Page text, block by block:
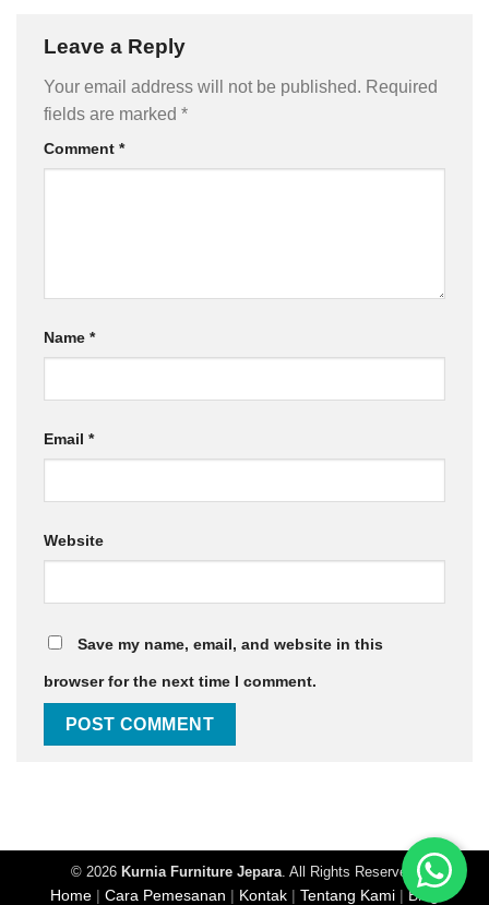
Leave a Reply
Your email address will not be published. Required
fields are marked *
Comment *
Name *
Email *
Website
Save my name, email, and website in this
browser for the next time I comment.
© 2026 Kurnia Furniture Jepara. All Rights Reserved.
Home | Cara Pemesanan | Kontak | Tentang Kami |Blog